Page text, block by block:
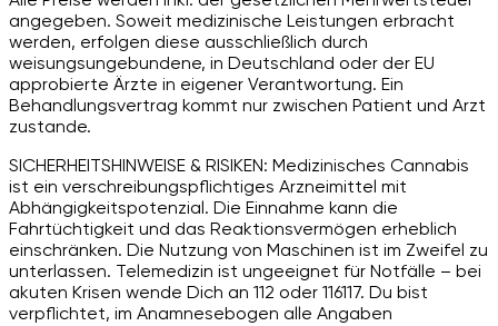
angegeben. Soweit medizinische Leistungen erbracht
werden, erfolgen diese ausschließlich durch
weisungsungebundene, in Deutschland oder der EU
approbierte Ärzte in eigener Verantwortung. Ein
Behandlungsvertrag kommt nur zwischen Patient und Arzt
zustande.
SICHERHEITSHINWEISE & RISIKEN: Medizinisches Cannabis
ist ein verschreibungspflichtiges Arzneimittel mit
Abhängigkeitspotenzial. Die Einnahme kann die
Fahrtüchtigkeit und das Reaktionsvermögen erheblich
einschränken. Die Nutzung von Maschinen ist im Zweifel zu
unterlassen. Telemedizin ist ungeeignet für Notfälle – bei
akuten Krisen wende Dich an 112 oder 116117. Du bist
verpflichtet, im Anamnesebogen alle Angaben